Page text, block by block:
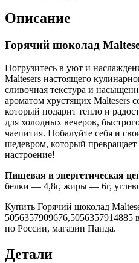
Описание
Горячий шоколад
Погрузитесь в уют и
Maltesers настоящего
сливочная текстура и
ароматом хрустящих Maltesers
который подарит тепло и
для холодных вечеров,
чаепития. Побалуйте себя и
шедевром, который
настроение!
Пищевая и энергетическая
белки — 4,8г, жиры — 6г,
Купить Горячий шоколад
5056357909676,5056357914885
по России, магазин Панда.
Детали